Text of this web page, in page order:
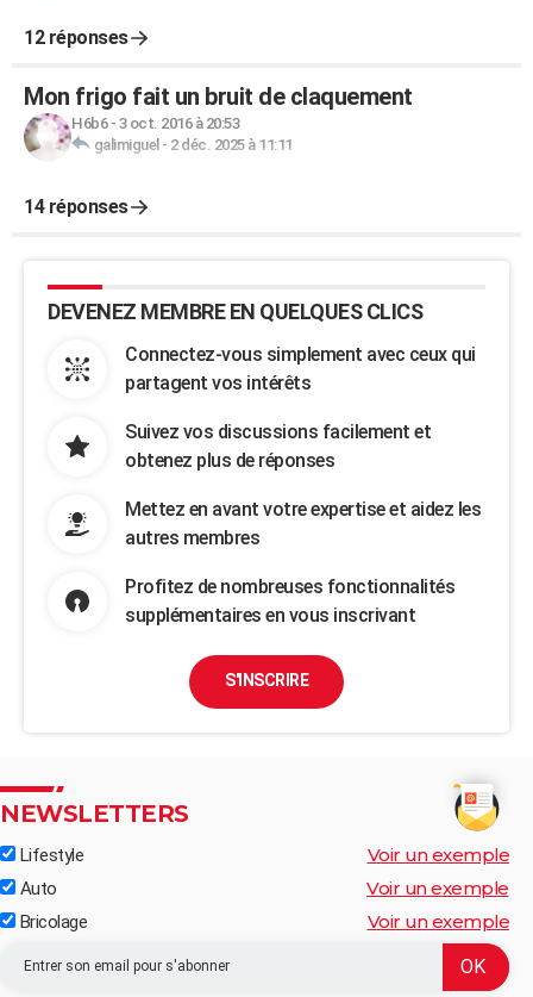
12 réponses
Mon frigo fait un bruit de claquement
H6b6- 3 oct. 2016 à 20:53
galimiguel- 2 déc. 2025 à 11:11
14 réponses
DEVENEZ MEMBRE EN QUELQUES CLICS
Connectez-vous simplement avec ceux qui
partagent vos intérêts
Suivez vos discussions facilement et
obtenez plus de réponses
Mettez en avant votre expertise et aidez les
autres membres
Profitez de nombreuses fonctionnalités
supplémentaires en vous inscrivant
S'INSCRIRE
NEWSLETTERS
Lifestyle Voir un exemple
Auto Voir un exemple
Bricolage Voir un exemple